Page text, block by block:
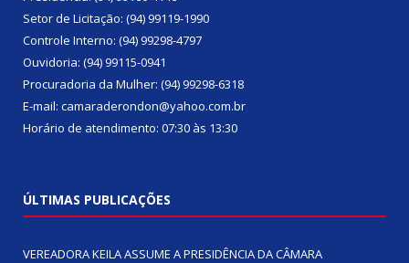
Setor de Licitação: (94) 99119-1990
Controle Interno: (94) 99298-4797
Ouvidoria: (94) 99115-0941
Procuradoria da Mulher: (94) 99298-6318
E-mail: camaraderondon@yahoo.com.br
Horário de atendimento: 07:30 às 13:30
ÚLTIMAS PUBLICAÇÕES
VEREADORA KEILA ASSUME A PRESIDÊNCIA DA CÂMARA